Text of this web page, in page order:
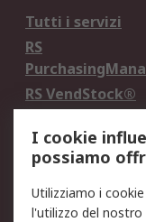
Tutti i servizi
RS
RS VendStock®
Legale
Informativa
I cookie
possiamo
Utilizziamo i
l'utilizzo del nostro